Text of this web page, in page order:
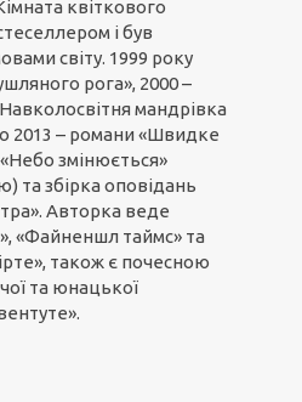
квіткового
і був
світу. 1999 року
рога», 2000 –
мандрівка
2013 – романи «Швидке
змінюється»
та збірка оповідань
Авторка веде
«Файненшл таймс» та
також є почесною
та юнацької